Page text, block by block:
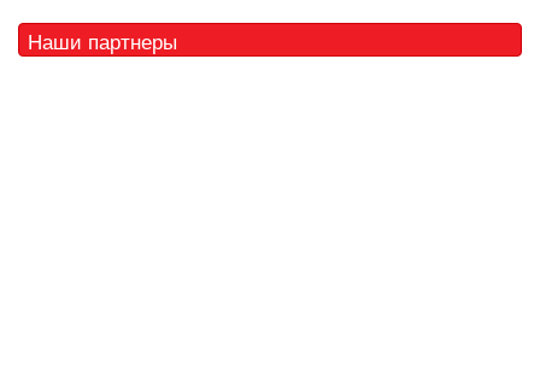
Наши партнеры